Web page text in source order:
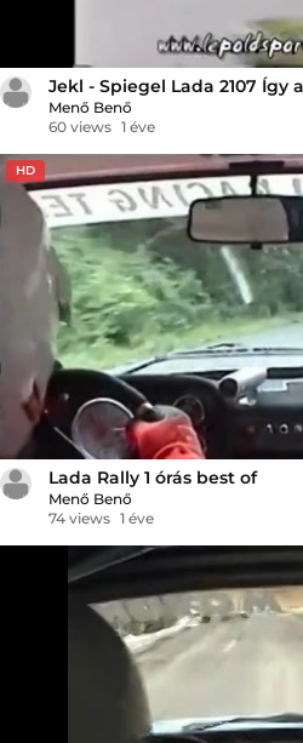
Jekl - Spiegel Lada 2107 Így
Menő Benő
60 views 1 éve
HD
Lada Rally 1 órás best of
Menő Benő
74 views 1 éve